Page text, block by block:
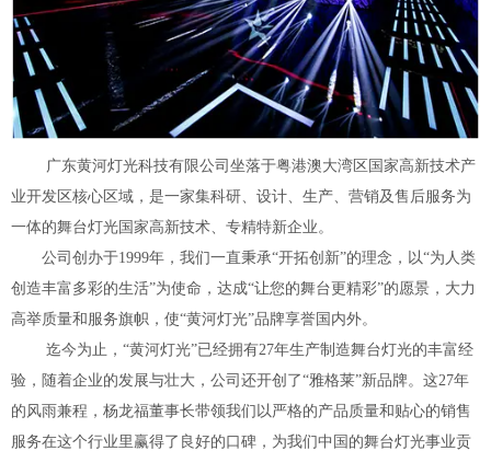
广东黄河灯光科技有限公司坐落于粤港澳大湾区国家高新技术产
业开发区核心区域，是一家集科研、设计、生产、营销及售后服务为
一体的舞台灯光国家高新技术、专精特新企业。
公司创办于1999年，我们一直秉承“开拓创新”的理念，以“为人类
创造丰富多彩的生活”为使命，达成“让您的舞台更精彩”的愿景，大力
高举质量和服务旗帜，使“黄河灯光”品牌享誉国内外。
迄今为止，“黄河灯光”已经拥有27年生产制造舞台灯光的丰富经
验，随着企业的发展与壮大，公司还开创了“雅格莱”新品牌。这27年
的风雨兼程，杨龙福董事长带领我们以严格的产品质量和贴心的销售
服务在这个行业里赢得了良好的口碑，为我们中国的舞台灯光事业贡